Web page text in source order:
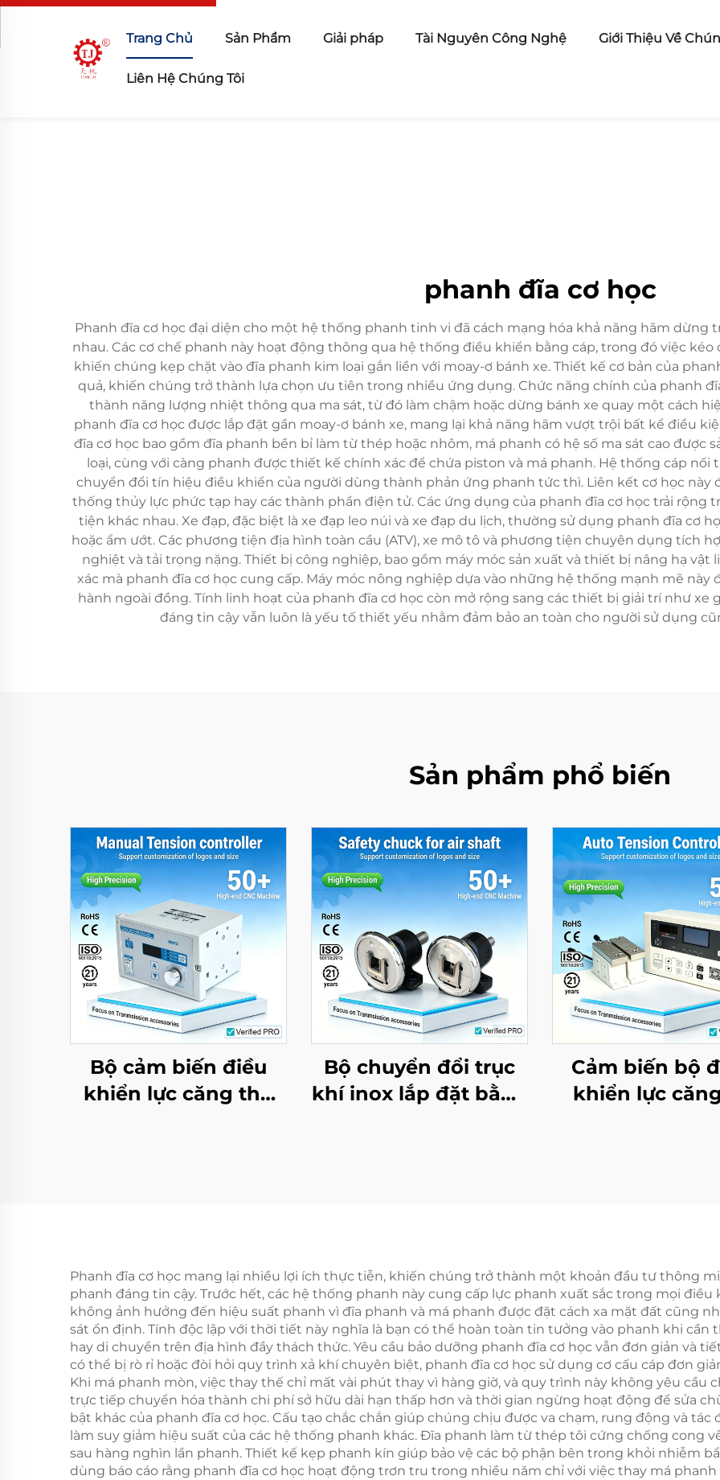
Trang Chủ Sản Phẩm Giải pháp Tài Nguyên Công Nghệ Giới Thiệu Về
Liên Hệ Chúng Tôi
phanh đĩa cơ học
Phanh đĩa cơ học đại diện cho một hệ thống phanh tinh vi đã cách mạng hóa khả năng hãm dừng
nhau. Các cơ chế phanh này hoạt động thông qua hệ thống điều khiển bằng cáp, trong đó việc kéo
khiến chúng kẹp chặt vào đĩa phanh kim loại gắn liền với moay-ơ bánh xe. Thiết kế cơ bản của
quả, khiến chúng trở thành lựa chọn ưu tiên trong nhiều ứng dụng. Chức năng chính của phanh
thành năng lượng nhiệt thông qua ma sát, từ đó làm chậm hoặc dừng bánh xe quay một cách
phanh đĩa cơ học được lắp đặt gần moay-ơ bánh xe, mang lại khả năng hãm vượt trội bất kể điều
đĩa cơ học bao gồm đĩa phanh bền bỉ làm từ thép hoặc nhôm, má phanh có hệ số ma sát cao được
loại, cùng với càng phanh được thiết kế chính xác để chứa piston và má phanh. Hệ thống cáp nối
chuyển đổi tín hiệu điều khiển của người dùng thành phản ứng phanh tức thì. Liên kết cơ học này
thống thủy lực phức tạp hay các thành phần điện tử. Các ứng dụng của phanh đĩa cơ học trải rộng
tiện khác nhau. Xe đạp, đặc biệt là xe đạp leo núi và xe đạp du lịch, thường sử dụng phanh đĩa cơ
hoặc ẩm ướt. Các phương tiện địa hình toàn cầu (ATV), xe mô tô và phương tiện chuyên dụng tích
nghiệt và tải trọng nặng. Thiết bị công nghiệp, bao gồm máy móc sản xuất và thiết bị nâng hạ
xác mà phanh đĩa cơ học cung cấp. Máy móc nông nghiệp dựa vào những hệ thống mạnh mẽ
hành ngoài đồng. Tính linh hoạt của phanh đĩa cơ học còn mở rộng sang các thiết bị giải trí như xe
đáng tin cậy vẫn luôn là yếu tố thiết yếu nhằm đảm bảo an toàn cho người sử dụng
Sản phẩm phổ biến
Bộ cảm biến điều
khiển lực căng thủ
Bộ chuyển đổi trục
khí inox lắp đặt bằng
Cảm biến bộ
khiển lực
Phanh đĩa cơ học mang lại nhiều lợi ích thực tiễn, khiến chúng trở thành một khoản đầu tư thông
phanh đáng tin cậy. Trước hết, các hệ thống phanh này cung cấp lực phanh xuất sắc trong mọi
không ảnh hưởng đến hiệu suất phanh vì đĩa phanh và má phanh được đặt cách xa mặt đất cũng
sát ổn định. Tính độc lập với thời tiết này nghĩa là bạn có thể hoàn toàn tin tưởng vào phanh khi
hay di chuyển trên địa hình đầy thách thức. Yêu cầu bảo dưỡng phanh đĩa cơ học vẫn đơn giản và
có thể bị rò rỉ hoặc đòi hỏi quy trình xả khí chuyên biệt, phanh đĩa cơ học sử dụng cơ cấu cáp đơn
Khi má phanh mòn, việc thay thế chỉ mất vài phút thay vì hàng giờ, và quy trình này không yêu cầu
trực tiếp chuyển hóa thành chi phí sở hữu dài hạn thấp hơn và thời gian ngừng hoạt động để sửa
bật khác của phanh đĩa cơ học. Cấu tạo chắc chắn giúp chúng chịu được va chạm, rung động và
làm suy giảm hiệu suất của các hệ thống phanh khác. Đĩa phanh làm từ thép tôi cứng chống cong
sau hàng nghìn lần phanh. Thiết kế kẹp phanh kín giúp bảo vệ các bộ phận bên trong khỏi nhiễm
dùng báo cáo rằng phanh đĩa cơ học hoạt động trơn tru trong nhiều năm chỉ với việc thay má